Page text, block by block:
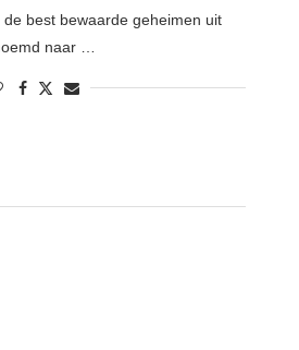
best bewaarde geheimen uit
naar …